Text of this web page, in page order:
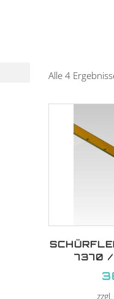
Alle 4
7370
zzgl.